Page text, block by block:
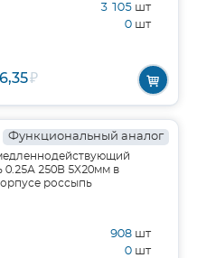
3 105 шт
0 шт
₽
Функциональный аналог
0.25А 250В 5X20мм в
россыпь
908 шт
0 шт